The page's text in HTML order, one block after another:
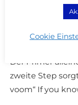
Ich kann die die
ans Herz legen.
Karin von
Der Primer
zweite Step
voom“ If you
Cookie